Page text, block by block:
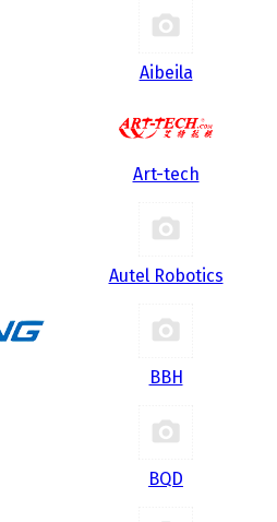
Aibeila
Art-tech
Autel Robotics
BBH
BQD